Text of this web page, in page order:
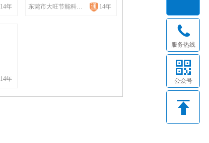
14年 东莞市大旺节能科技有限公司 14年
14年
服务热线
公众号